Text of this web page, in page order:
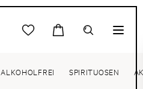
ALKOHOLFREI SPIRITUOSEN